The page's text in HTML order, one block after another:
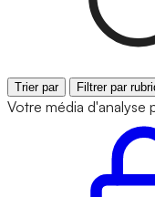
Trier par Filtrer par
Votre média